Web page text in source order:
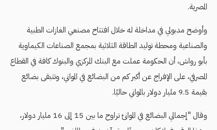
المصرية.
وأوضح مدبولي في مداخلة له خلال افتتاح مصنعي الغازات الطبية
والصناعية ومحطة توليد الطاقة الثلاثية بمجمع الصناعات الكيماوية
بأبو رواش، أن الحكومة عملت مع البنك المركزي والبنوك كافة في القطاع
المصرفي، على الإفراج عن أكبر كم من البضائع في المواني، وتتبقى بضائع
بقيمة 9.5 مليار دولار بالمواني حاليًا.
وقال "إجمالي البضائع في الموانئ تراوح ما بين 15 إلى 16 مليار دولار،